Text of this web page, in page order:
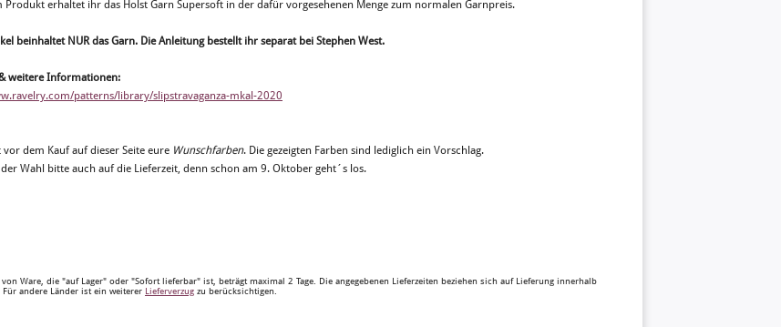
Produkt erhaltet ihr das Holst Garn Supersoft in der dafür vorgesehenen Menge zum normalen Garnpreis.
beinhaltet NUR das Garn. Die Anleitung bestellt ihr separat bei Stephen West.
weitere Informationen:
patterns/library/slipstravaganza-mkal-2020
vor dem Kauf auf dieser Seite eure Wunschfarben. Die gezeigten Farben sind lediglich ein Vorschlag.
Wahl bitte auch auf die Lieferzeit, denn schon am 9. Oktober geht´s los.
Ware, die "auf Lager" oder "Sofort lieferbar" ist, beträgt maximal 2 Tage. Die angegebenen Lieferzeiten beziehen sich auf Lieferung innerhalb
Für andere Länder ist ein weiterer Lieferverzug zu berücksichtigen.